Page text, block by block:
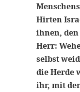
Hirten
ihnen, den
Herr:
selbst
die Herde
ihr, mit